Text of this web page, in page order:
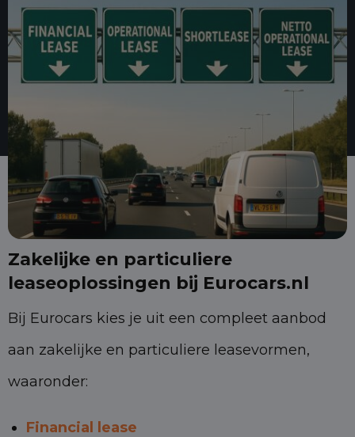
Zakelijke en particuliere
leaseoplossingen bij Eurocars.nl
Bij Eurocars kies je uit een compleet aanbod
aan zakelijke en particuliere leasevormen,
waaronder:
Financial lease